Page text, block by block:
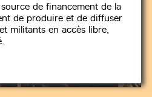
de financement de la
de produire et de diffuser
militants en accès libre,